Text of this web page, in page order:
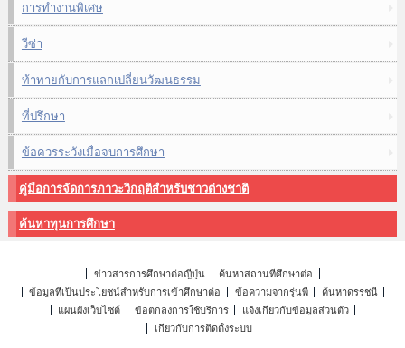
การทำงานพิเศษ
วีซ่า
ท้าทายกับการแลกเปลี่ยนวัฒนธรรม
ที่ปรึกษา
ข้อควรระวังเมื่อจบการศึกษา
คู่มือการจัดการภาวะวิกฤติสำหรับชาวต่างชาติ
ค้นหาทุนการศึกษา
ข่าวสารการศึกษาต่อญี่ปุ่น
ค้นหาสถานที่ศึกษาต่อ
ข้อมูลที่เป็นประโยชน์สำหรับการเข้าศึกษาต่อ
ข้อความจากรุ่นพี่
ค้นหาดรรชนี
แผนผังเว็บไซต์
ข้อตกลงการใช้บริการ
แจ้งเกี่ยวกับข้อมูลส่วนตัว
เกี่ยวกับการติดตั้งระบบ